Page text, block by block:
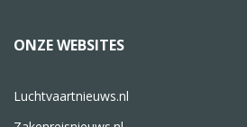
ONZE WEBSITES
Luchtvaartnieuws.nl